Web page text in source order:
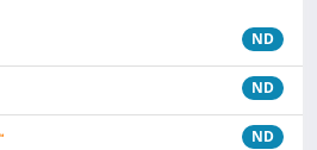
ND
ND
ND